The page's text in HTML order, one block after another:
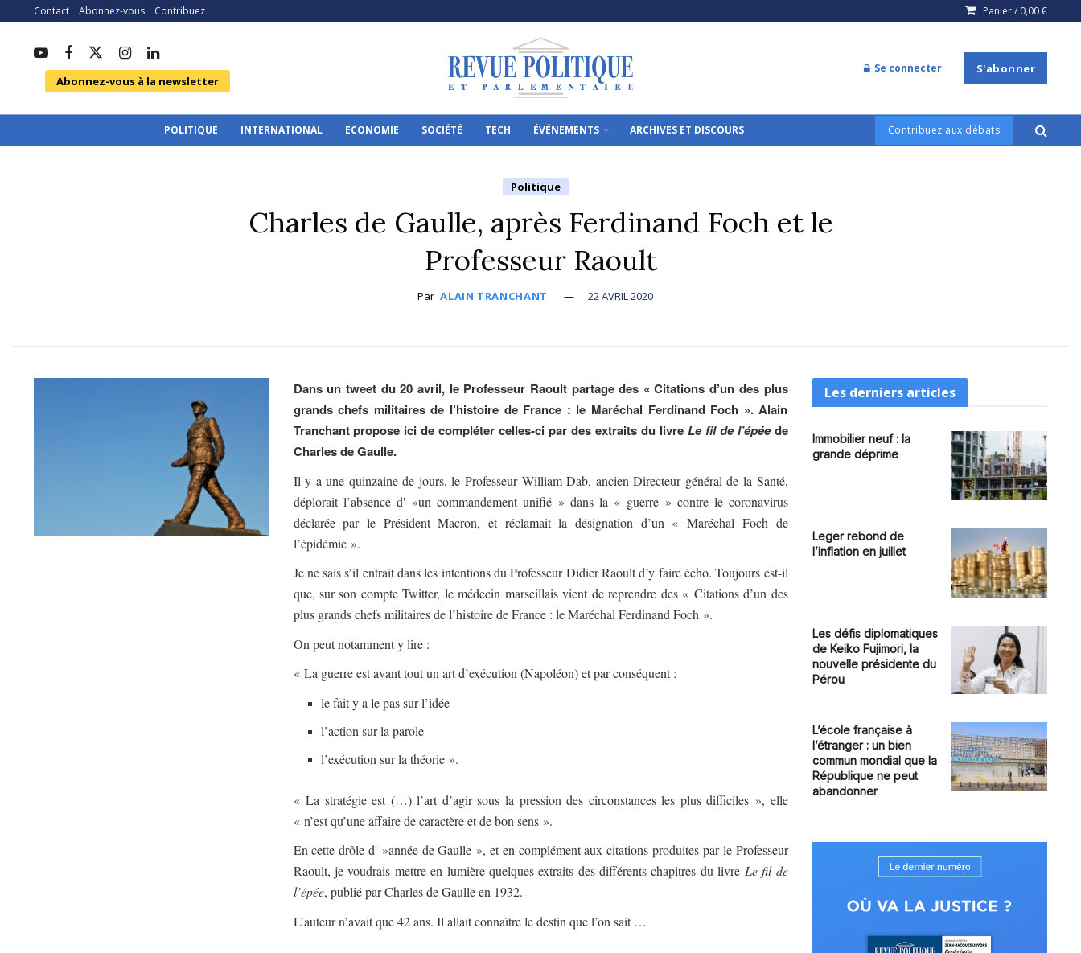
Contact Abonnez-vous Contribuez Panier / 0,00€
Abonnez-vous à la newsletter
Se connecter S'abonner
POLITIQUE INTERNATIONAL ECONOMIE SOCIÉTÉ TECH ÉVÉNEMENTS ARCHIVES ET DISCOURS Contribuez aux débats
Politique
Charles de Gaulle, après Ferdinand Foch et le
Professeur Raoult
Par ALAIN TRANCHANT 22 AVRIL 2020
Dans un tweet du 20 avril, le Professeur Raoult partage des « Citations d’un des plus
grands chefs militaires de l’histoire de France : le Maréchal Ferdinand Foch ». Alain
Tranchant propose ici de compléter celles-ci par des extraits du livre Le fil de l’épéede
Charles de Gaulle.
Il y a une quinzaine de jours, le Professeur William Dab, ancien Directeur général de la Santé,
déplorait l’absence d' »un commandement unifié » dans la « guerre » contre le coronavirus
déclarée par le Président Macron, et réclamait la désignation d’un « Maréchal Foch de
l’épidémie ».
Je ne sais s’il entrait dans les intentions du Professeur Didier Raoult d’y faire écho. Toujours est-il
que, sur son compte Twitter, le médecin marseillais vient de reprendre des « Citations d’un des
plus grands chefs militaires de l’histoire de France : le Maréchal Ferdinand Foch ».
On peut notamment y lire :
« La guerre est avant tout un art d’exécution (Napoléon) et par conséquent :
le fait y a le pas sur l’idée
l’action sur la parole
l’exécution sur la théorie ».
« La stratégie est (…) l’art d’agir sous la pression des circonstances les plus difficiles », elle
« n’est qu’une affaire de caractère et de bon sens ».
En cette drôle d' »année de Gaulle », et en complément aux citations produites par le Professeur
Raoult, je voudrais mettre en lumière quelques extraits des différents chapitres du livre Le fil de
l’épée, publié par Charles de Gaulle en 1932.
L’auteur n’avait que 42 ans. Il allait connaître le destin que l’on sait …
Les derniers articles
Immobilier neuf : la
grande déprime
Leger rebond de
l’inflation en juillet
Les défis diplomatiques
de Keiko Fujimori, la
nouvelle présidente du
Pérou
L’école française à
l’étranger : un bien
commun mondial que la
République ne peut
abandonner